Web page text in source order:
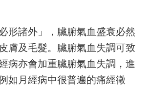
形諸外」，臟腑氣血盛衰必然
膚及毛髮。臟腑氣血失調可致
病亦會加重臟腑氣血失調，進
如月經病中很普遍的痛經徵